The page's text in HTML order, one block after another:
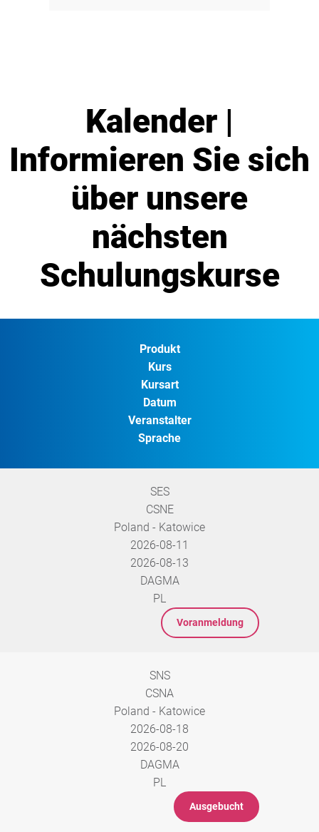
Kalender |
Informieren Sie sich
über unsere
nächsten
Schulungskurse
Produkt
Kurs
Kursart
Datum
Veranstalter
Sprache
SES
CSNE
Poland - Katowice
2026-08-11
2026-08-13
DAGMA
PL
Voranmeldung
SNS
CSNA
Poland - Katowice
2026-08-18
2026-08-20
DAGMA
PL
Ausgebucht